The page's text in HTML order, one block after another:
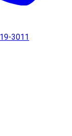
3011